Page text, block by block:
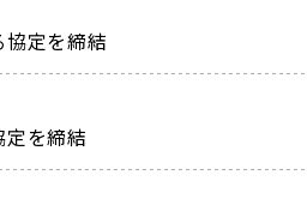
定を締結
を締結